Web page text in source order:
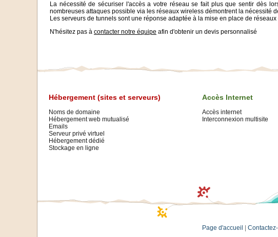
La nécessité de sécuriser l'accès a votre réseau se fait plus que sentir dès
nombreuses attaques possible via les réseaux wireless démontrent la nécessité
Les serveurs de tunnels sont une réponse adaptée à la mise en place de
N'hésitez pas à contacter notre équipe afin d'obtenir un devis personnalisé
Hébergement (sites et serveurs)
Noms de domaine
Hébergement web mutualisé
Emails
Serveur privé virtuel
Hébergement dédié
Stockage en ligne
Accès Internet
Accès internet
Interconnexion multisite
Page d'accueil